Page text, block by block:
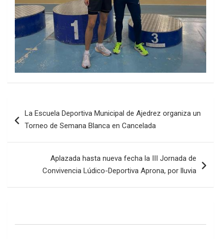
de
La Escuela Deportiva Municipal de Ajedrez organiza un
Torneo de Semana Blanca en Cancelada
Aplazada hasta nueva fecha la III Jornada de
Convivencia Lúdico-Deportiva Aprona, por lluvia